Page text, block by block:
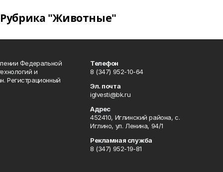
Рубрика "Животные"
Федеральной
и
Регистрационный
Телефон
8 (347) 952-10-64
Эл. почта
iglvesti@bk.ru
Адрес
452410, Иглинский района, с.
Иглино, ул. Ленина, 94/1
Рекламная служба
8 (347) 952-19-81